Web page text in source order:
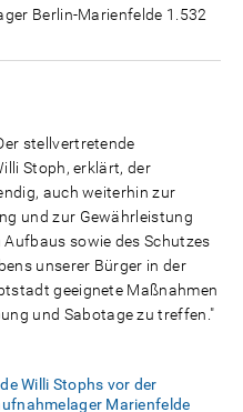
Berlin-Marienfelde 1.532
stellvertretende
Stoph, erklärt, der
auch weiterhin zur
und zur Gewährleistung
sowie des Schutzes
unserer Bürger in der
geeignete Maßnahmen
und Sabotage zu treffen."
Willi Stophs vor der
Marienfelde